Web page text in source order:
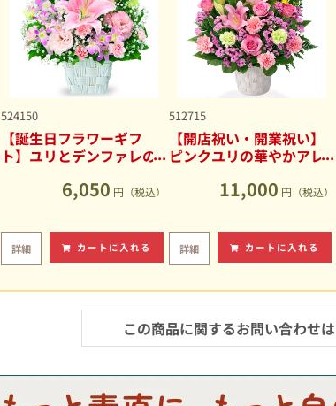
524150
【誕生日フラワーギフ
ト】ユリとデンファレの
6,050 円（税込）
詳細 カートに入れる
512715
【開店祝い・開業祝い】
ピンクユリの華やかアレ
11,000 円（税込）
詳細 カートに入れる
この商品に関するお問い合わせ